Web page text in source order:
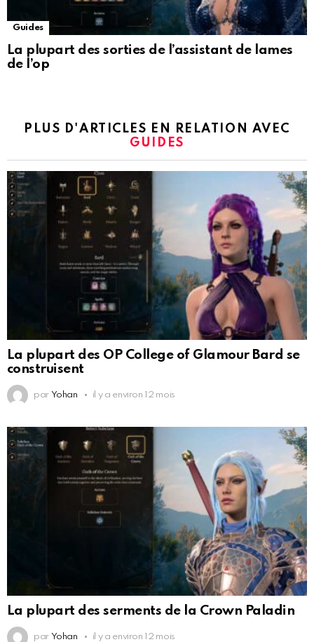
Guides
La plupart des sorties de l’assistant de lames
de l’op
PLUS D'ARTICLES EN RELATION AVEC
GUIDES
La plupart des OP College of Glamour Bard se
construisent
par Yohan il y a environ 12 mois
La plupart des serments de la Crown Paladin
par Yohan il y a environ 12 mois